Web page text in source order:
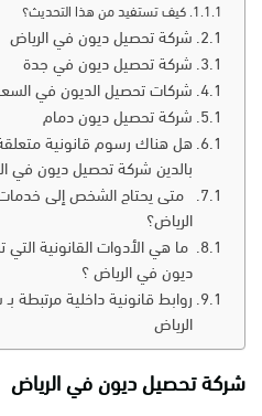
كيف تستفيد من هذا التحديث؟
شركة تحصيل ديون في الرياض
شركة تحصيل ديون في جدة
شركات تحصيل الديون في
شركة تحصيل ديون دمام
هل هناك رسوم قانونية
بالدين شركة تحصيل ديون في
متى يحتاج الشخص إلى
الرياض؟
ما هي الأدوات القانونية
ديون في الرياض ؟
روابط قانونية داخلية
الرياض
شركة تحصيل ديون في الرياض